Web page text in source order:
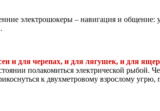
электрошокеры – навигация и
и для черепах, и для лягушек, и для
полакомиться электрической рыбой.
к двухметровому взрослому